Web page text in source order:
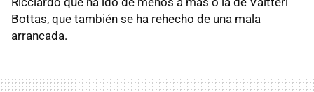
Bottas, que también se ha rehecho de una mala
arrancada.